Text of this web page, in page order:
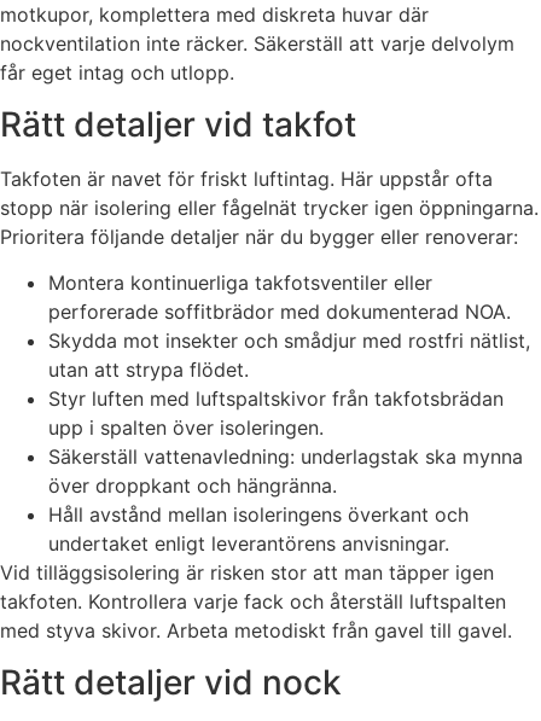
motkupor, komplettera med diskreta huvar där
nockventilation inte räcker. Säkerställ att varje delvolym
får eget intag och utlopp.
Rätt detaljer vid takfot
Takfoten är navet för friskt luftintag. Här uppstår ofta
stopp när isolering eller fågelnät trycker igen öppningarna.
Prioritera följande detaljer när du bygger eller renoverar:
Montera kontinuerliga takfotsventiler eller
perforerade soffitbrädor med dokumenterad NOA.
Skydda mot insekter och smådjur med rostfri nätlist,
utan att strypa flödet.
Styr luften med luftspaltskivor från takfotsbrädan
upp i spalten över isoleringen.
Säkerställ vattenavledning: underlagstak ska mynna
över droppkant och hängränna.
Håll avstånd mellan isoleringens överkant och
undertaket enligt leverantörens anvisningar.
Vid tilläggsisolering är risken stor att man täpper igen
takfoten. Kontrollera varje fack och återställ luftspalten
med styva skivor. Arbeta metodiskt från gavel till gavel.
Rätt detaljer vid nock